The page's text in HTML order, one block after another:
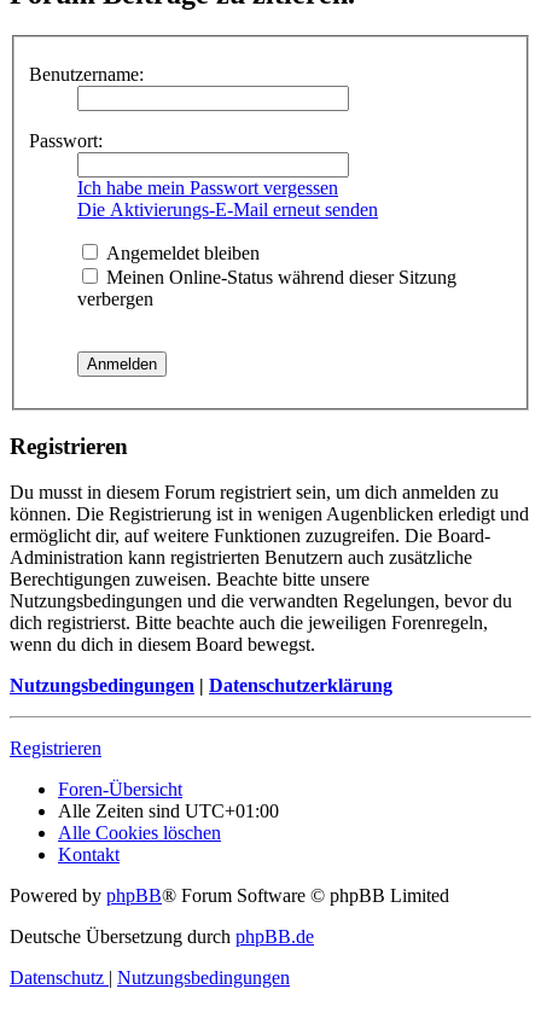
Benutzername:
Passwort:
Ich habe mein Passwort vergessen
Die Aktivierungs-E-Mail erneut senden
Angemeldet bleiben
Meinen Online-Status während dieser Sitzung
verbergen
Registrieren
Du musst in diesem Forum registriert sein, um dich anmelden zu
können. Die Registrierung ist in wenigen Augenblicken erledigt und
ermöglicht dir, auf weitere Funktionen zuzugreifen. Die Board-
Administration kann registrierten Benutzern auch zusätzliche
Berechtigungen zuweisen. Beachte bitte unsere
Nutzungsbedingungen und die verwandten Regelungen, bevor du
dich registrierst. Bitte beachte auch die jeweiligen Forenregeln,
wenn du dich in diesem Board bewegst.
Nutzungsbedingungen | Datenschutzerklärung
Registrieren
Foren-Übersicht
Alle Zeiten sind UTC+01:00
Alle Cookies löschen
Kontakt
Powered by phpBB® Forum Software © phpBB Limited
Deutsche Übersetzung durch phpBB.de
Datenschutz | Nutzungsbedingungen